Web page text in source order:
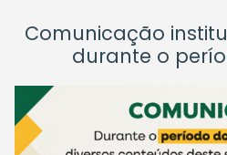
Comunicação
durante o